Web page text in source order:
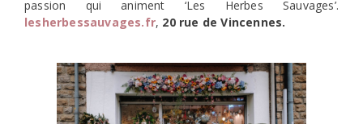
passion qui animent ‘Les Herbes Sauvages’.
lesherbessauvages.fr, 20 rue de Vincennes.